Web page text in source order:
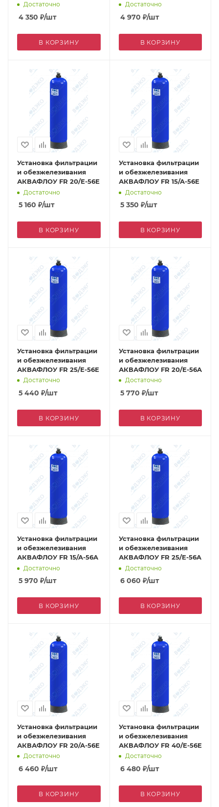
Достаточно
4 350 ₽/шт
В КОРЗИНУ
Достаточно
4 970 ₽/шт
В КОРЗИНУ
Установка фильтрации
и обезжелезивания
АКВАФЛОУ FR 20/E-56E
Достаточно
5 160 ₽/шт
В КОРЗИНУ
Установка фильтрации
и обезжелезивания
АКВАФЛОУ FR 15/A-56E
Достаточно
5 350 ₽/шт
В КОРЗИНУ
Установка фильтрации
и обезжелезивания
АКВАФЛОУ FR 25/E-56E
Достаточно
5 440 ₽/шт
В КОРЗИНУ
Установка фильтрации
и обезжелезивания
АКВАФЛОУ FR 20/E-56A
Достаточно
5 770 ₽/шт
В КОРЗИНУ
Установка фильтрации
и обезжелезивания
АКВАФЛОУ FR 15/A-56A
Достаточно
5 970 ₽/шт
В КОРЗИНУ
Установка фильтрации
и обезжелезивания
АКВАФЛОУ FR 25/E-56A
Достаточно
6 060 ₽/шт
В КОРЗИНУ
Установка фильтрации
и обезжелезивания
АКВАФЛОУ FR 20/A-56E
Достаточно
6 460 ₽/шт
В КОРЗИНУ
Установка фильтрации
и обезжелезивания
АКВАФЛОУ FR 40/E-56E
Достаточно
6 480 ₽/шт
В КОРЗИНУ